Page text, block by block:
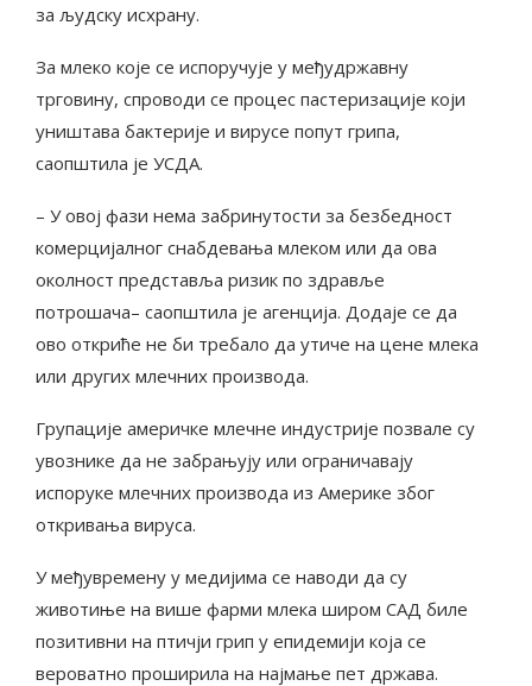
за људску исхрану.
За млеко које се испоручује у међудржавну
трговину, спроводи се процес пастеризације који
уништава бактерије и вирусе попут грипа,
саопштила је УСДА.
– У овој фази нема забринутости за безбедност
комерцијалног снабдевања млеком или да ова
околност представља ризик по здравље
потрошача– саопштила је агенција. Додаје се да
ово откриће не би требало да утиче на цене млека
или других млечних производа.
Групације америчке млечне индустрије позвале су
увознике да не забрањују или ограничавају
испоруке млечних производа из Америке због
откривања вируса.
У међувремену у медијима се наводи да су
животиње на више фарми млека широм САД биле
позитивни на птичји грип у епидемији која се
вероватно проширила на најмање пет држава.